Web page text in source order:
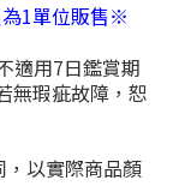
1單位販售※
適用7日鑑賞期
無瑕疵故障，恕
以實際商品顏